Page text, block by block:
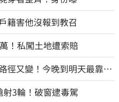
籍害他沒報到教召
！私闖土地遭索賠
徑又變！今晚到明天最靠
3輪！破窗逮毒駕